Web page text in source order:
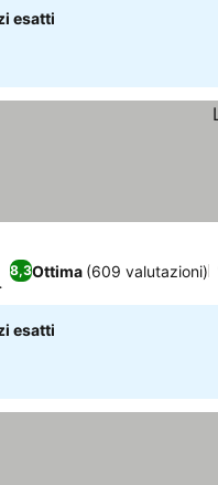
esatti
8,3Ottima (609 valutazioni)
esatti